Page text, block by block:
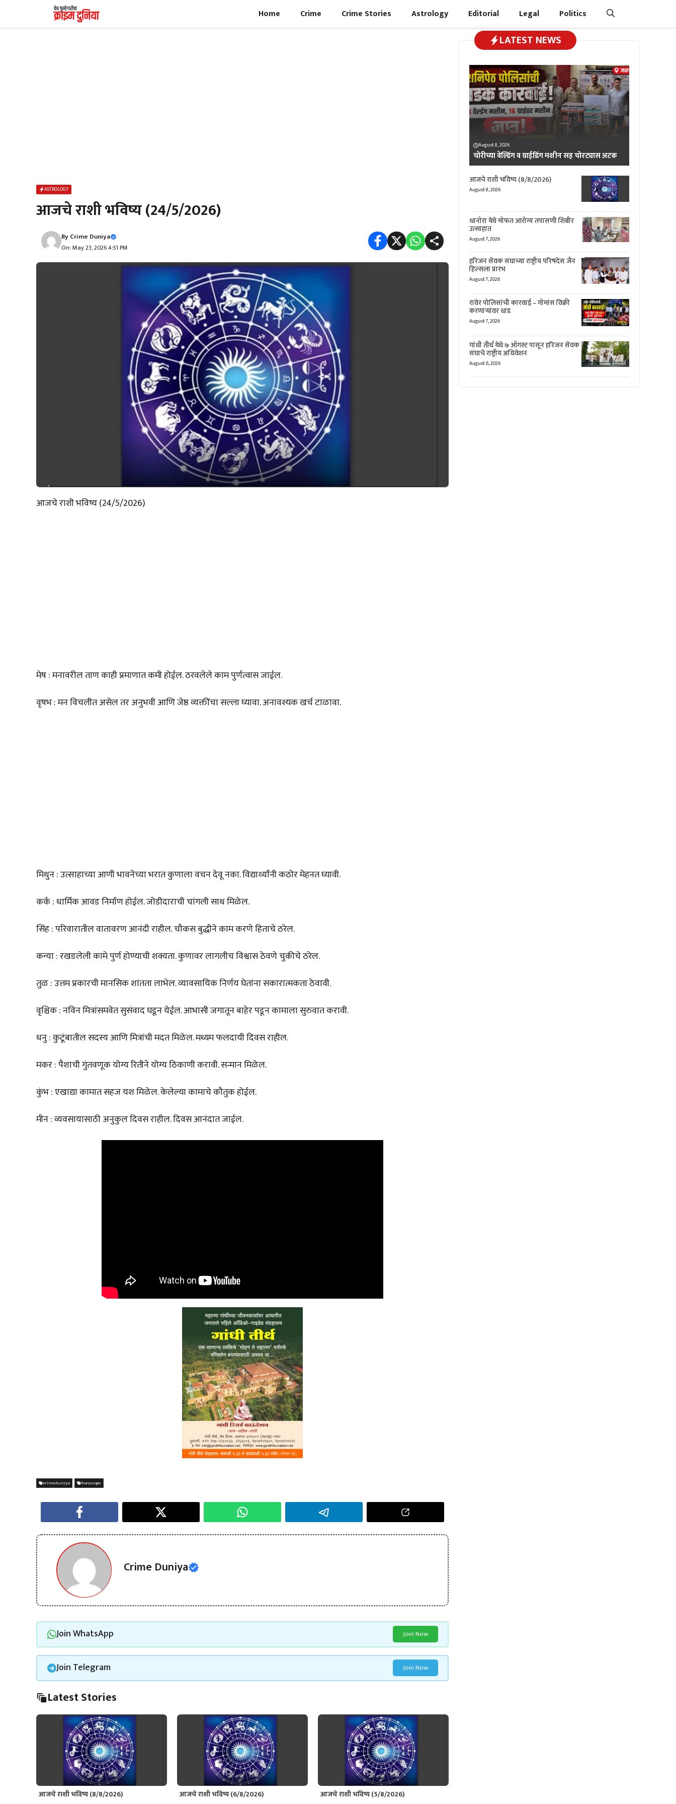
content
Home Crime Crime Stories Astrology Editorial Legal Politics
ASTROLOGY
आजचे राशी भविष्य (24/5/2026)
ByCrime Duniya
On: May 23, 2026 4:51 PM
आजचे राशी भविष्य (24/5/2026)
मेष : मनावरील ताण काही प्रमाणात कमी होईल. ठरवलेले काम पुर्णत्वास जाईल.
वृषभ : मन विचलीत असेल तर अनुभवी आणि जेष्ठ व्यक्तींचा सल्ला घ्यावा. अनावश्यक खर्च टाळावा.
मिथुन : उत्साहाच्या आणी भावनेच्या भरात कुणाला वचन देवू नका. विद्यार्थ्यांनी कठोर मेहनत घ्यावी.
कर्क : धार्मिक आवड निर्माण होईल. जोडीदाराची चांगली साथ मिळेल.
सिंह : परिवारातील वातावरण आनंदी राहील. चौकस बुद्धीने काम करणे हिताचे ठरेल.
कन्या : रखडलेली कामे पुर्ण होण्याची शक्यता. कुणावर लागलीच विश्वास ठेवणे चुकीचे ठरेल.
तुळ : उत्तम प्रकारची मानसिक शांतता लाभेल. व्यावसायिक निर्णय घेतांना सकारात्मकता ठेवावी.
वृश्चिक : नविन मित्रांसमवेत सुसंवाद घडून येईल. आभासी जगातून बाहेर पडून कामाला सुरुवात करावी.
धनु : कुटूंबातील सदस्य आणि मित्रांची मदत मिळेल. मध्यम फलदायी दिवस राहील.
मकर : पैशाची गुंतवणूक योग्य रितीने योग्य ठिकाणी करावी. सन्मान मिळेल.
कुंभ : एखाद्या कामात सहज यश मिळेल. केलेल्या कामाचे कौतुक होईल.
मीन : व्यवसायासाठी अनुकुल दिवस राहील. दिवस आनंदात जाईल.
crimeduniya horoscope
Crime Duniya
Join WhatsApp Join Now
Join Telegram Join Now
Latest Stories
आजचे राशी भविष्य (8/8/2026) आजचे राशी भविष्य (6/8/2026) आजचे राशी भविष्य (5/8/2026)
LATEST NEWS
August 8, 2026
चोरीच्या वेल्डिंग व ग्राईडिंग मशीन सह चोरट्यास अटक
आजचे राशी भविष्य (8/8/2026)
August 8, 2026
धानोरा येथे मोफत आरोग्य तपासणी शिबीर
उत्साहात
August 7, 2026
हरिजन सेवक संघाच्या राष्ट्रीय परिषदेस जैन
हिल्सला प्रारंभ
August 7, 2026
रावेर पोलिसांची कारवाई – गोमांस विक्री
करणाऱ्यांवर धाड
August 7, 2026
गांधी तीर्थ येथे ७ ऑगस्ट पासून हरिजन सेवक
संघाचे राष्ट्रीय अधिवेशन
August 6, 2026